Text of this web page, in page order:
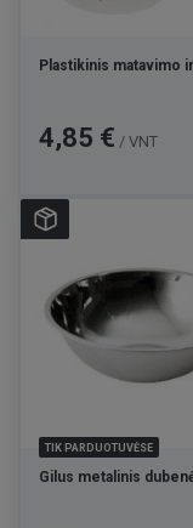
Plastikinis matavimo
Kaina
4,85 € / VNT
TIK PARDUOTUVĖSE
Gilus metalinis